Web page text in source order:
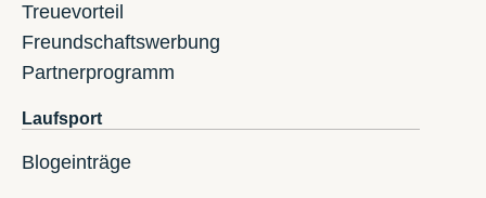
Treuevorteil
Freundschaftswerbung
Partnerprogramm
Laufsport
Blogeinträge